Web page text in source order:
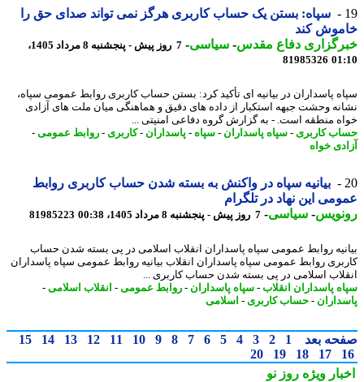
سپاه: بستن یک حساب کاربری هرگز نمی تواند صدای حق را
کند
دفاع مقدس-سیاسی-
7 روز پیش - پنجشنبه 8 مرداد 1405،
81985326
پاسداران در بیانیه ای تأکید کرد: بستن حساب کاربری روابط عمومی سپاه،
وحشت جبهه استکبار از داده های دقیق و هماهنگی میان ملت های آزادی
منطقه است. - به گزارش گروه دفاعی امنیتی ...
کاربری - سپاه پاسداران - سپاه-پاسداران - کاربری - روابط عمومی-
خواه
بیانیه سپاه در واکنش به بسته شدن حساب کاربری روابط
این نهاد در تلگرام
-سیاسی-7 روز پیش - پنجشنبه 8 مرداد 1405، 00:38 81985223
روابط عمومی سپاه پاسداران انقلاب اسلامی در پی بسته شدن حساب
روابط عمومی سپاه پاسداران انقلاب بیانیه روابط عمومی سپاه پاسداران
اسلامی در پی بسته شدن حساب کاربری ...
پاسداران انقلاب-سپاه پاسداران - روابط عمومی-انقلاب اسلامی-
- حساب کاربری - اسلامی
بعد 1
2
3
4
5
6
7
8
9
10
11
12
13
14
15
17
18
19
20
ویژهروز نو